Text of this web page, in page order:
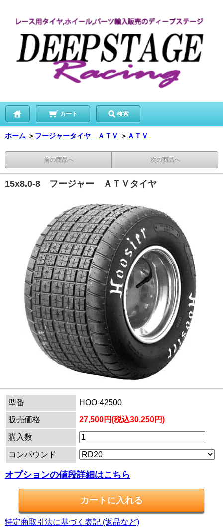
カート 検索
ホーム ＞ フージャータイヤ ＡＴＶ ＞ ＡＴＶ
前の商品へ 次の商品へ
15x8.0-8 フージャー ＡＴＶタイヤ
型番
HOO-42500
販売価格
27,500円(税込30,250円)
購入数
コンパウンド
オプションの値段詳細はこちら
特定商取引法に基づく表記 (返品など)